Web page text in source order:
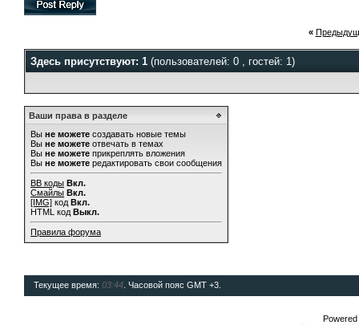
«
Здесь присутствуют: 1 (пользователей: 0 , гостей: 1)
Ваши права в разделе
Вы не можете создавать новые темы
Вы не можете отвечать в темах
Вы не можете прикреплять вложения
Вы не можете редактировать свои сообщения
BB коды Вкл.
Смайлы Вкл.
[IMG] код Вкл.
HTML код Выкл.
Правила форума
Текущее время: 03:44 . Часовой пояс GMT +3.